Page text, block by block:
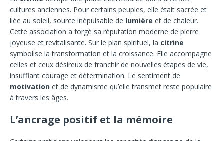
cultures anciennes. Pour certains peuples, elle était sacrée et
liée au soleil, source inépuisable de lumière et de chaleur.
Cette association a forgé sa réputation moderne de pierre
joyeuse et revitalisante. Sur le plan spirituel, la citrine
symbolise la transformation et la croissance. Elle accompagne
celles et ceux désireux de franchir de nouvelles étapes de vie,
insufflant courage et détermination. Le sentiment de
motivation et de dynamisme qu’elle transmet reste populaire
à travers les âges.
L’ancrage positif et la mémoire